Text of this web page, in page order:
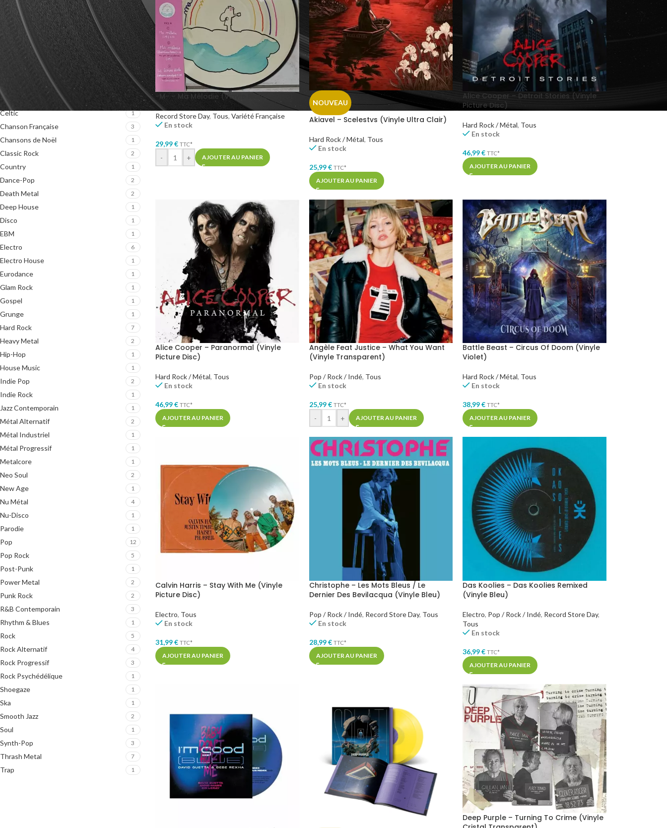
GENRES MUSICAUX
Acoustique 1
1
Art Rock
2
2
Breaks
Celtic 1
Chanson Française 3
Chansons de Noël 1
Classic Rock 2
Country 1
Dance-Pop 2
Death Metal 2
Deep House 1
Disco 1
EBM 1
Electro 6
Electro House 1
Eurodance 1
Glam Rock 1
Gospel 1
Grunge 1
Hard Rock 7
Heavy Metal 2
Hip-Hop 1
House Music 1
Indie Pop 2
Indie Rock 1
Jazz Contemporain 1
Métal Alternatif 2
Métal Industriel 1
Métal Progressif 1
Metalcore 1
Neo Soul 2
New Age 1
Nu Métal 4
Nu-Disco 1
Parodie 1
Pop 12
Pop Rock 5
Post-Punk 1
Power Metal 2
Punk Rock 2
R&B Contemporain 3
Rhythm & Blues 1
Rock 5
Rock Alternatif 4
Rock Progressif 3
Rock Psychédélique 1
Shoegaze 1
Ska 1
Smooth Jazz 2
Soul 1
Synth-Pop 3
Thrash Metal 7
Trap 1
-M- – Ma Mélodie (Vinyle Picture Disc)
Record Store Day, Tous, Variété Française
En stock
29,99€ TTC*
- + AJOUTER AU PANIER
NOUVEAU
Akiavel – Scelestvs (Vinyle Ultra Clair)
Hard Rock / Métal, Tous
En stock
25,99€ TTC*
AJOUTER AU PANIER
Alice Cooper – Detroit Stories (Vinyle
Picture Disc)
Hard Rock / Métal, Tous
En stock
46,99€ TTC*
AJOUTER AU PANIER
Alice Cooper – Paranormal (Vinyle
Picture Disc)
Hard Rock / Métal, Tous
En stock
46,99€ TTC*
AJOUTER AU PANIER
Angèle Feat Justice – What You Want
(Vinyle Transparent)
Pop / Rock / Indé, Tous
En stock
25,99€ TTC*
- + AJOUTER AU PANIER
Battle Beast – Circus Of Doom (Vinyle
Violet)
Hard Rock / Métal, Tous
En stock
38,99€ TTC*
AJOUTER AU PANIER
Calvin Harris – Stay With Me (Vinyle
Picture Disc)
Electro, Tous
En stock
31,99€ TTC*
AJOUTER AU PANIER
Christophe – Les Mots Bleus / Le
Dernier Des Bevilacqua (Vinyle Bleu)
Pop / Rock / Indé, Record Store Day, Tous
En stock
28,99€ TTC*
AJOUTER AU PANIER
Das Koolies – Das Koolies Remixed
(Vinyle Bleu)
Electro, Pop / Rock / Indé, Record Store Day,
Tous
En stock
36,99€ TTC*
AJOUTER AU PANIER
Deep Purple – Turning To Crime (Vinyle